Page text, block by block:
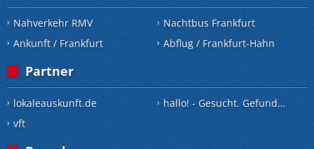
Nahverkehr RMV Nachtbus Frankfurt
Ankunft / Frankfurt
Abflug / Frankfurt-Hahn
Partner
lokaleauskunft.de hallo! - Gesucht. Gefunden.
vft